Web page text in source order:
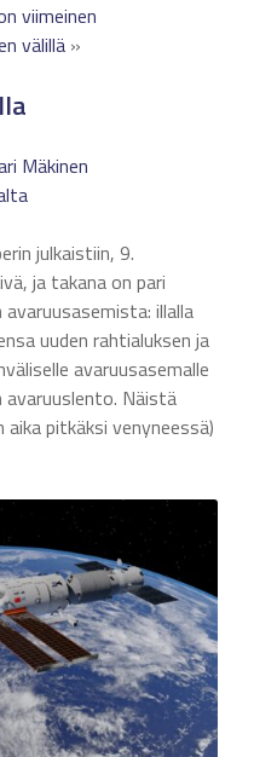
viimeinen
välillä »
Mäkinen
julkaistiin, 9.
ja takana on pari
illalla
uuden rahtialuksen ja
avaruusasemalle
avaruuslento. Näistä
pitkäksi venyneessä)